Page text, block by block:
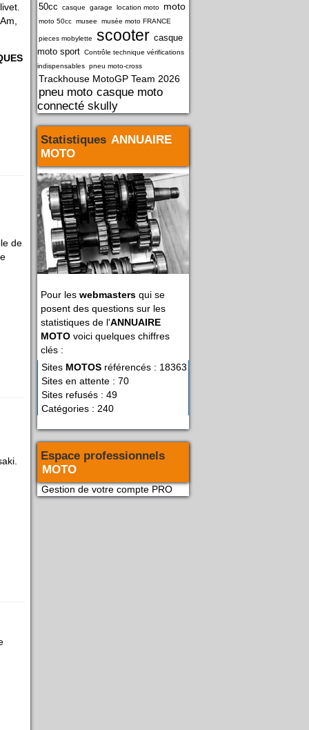
50cc casque garage location moto moto
moto 50cc musee musée moto FRANCE
pieces mobylette scooter casque
moto sport Contrôle technique vérifications
indispensables pneu moto-cross
Trackhouse MotoGP Team 2026
pneu moto casque moto
connecté skully
Statistiques ANNUAIRE
MOTO
Pour les webmasters qui se
posent des questions sur les
statistiques de l'ANNUAIRE
MOTO voici quelques chiffres
clés :
Sites MOTOS référencés : 18363
Sites en attente : 70
Sites refusés : 49
Catégories : 240
Espace professionnels
MOTO
Gestion de votre compte PRO
de